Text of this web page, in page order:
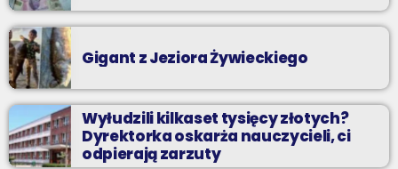
Gigant z Jeziora Żywieckiego
Wyłudzili kilkaset tysięcy złotych?
Dyrektorka oskarża nauczycieli, ci
odpierają zarzuty